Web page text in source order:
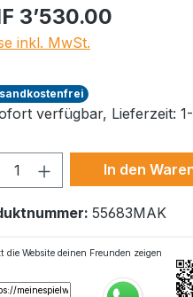
3’530.00
inkl. MwSt.
verfügbar, Lieferzeit:
Anzahl: Gib
In den
55683MAK